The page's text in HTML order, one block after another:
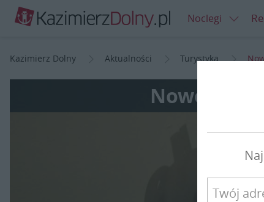
Noclegi
Kazimierz Dolny Aktualności Turystyka
Nowe